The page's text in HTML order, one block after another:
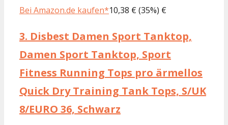
Bei Amazon.de kaufen*10,38 € (35%) €
3. Disbest Damen Sport Tanktop,
Damen Sport Tanktop, Sport
Fitness Running Tops pro ärmellos
Quick Dry Training Tank Tops, S/UK
8/EURO 36, Schwarz